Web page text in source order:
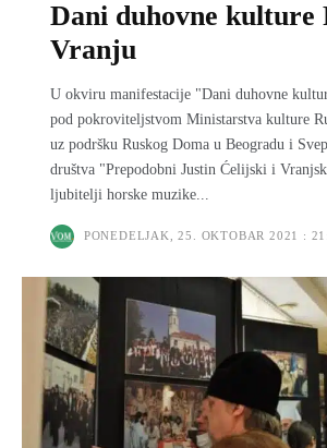
Dani duhovne kulture
Vranju
U okviru manifestacije "Dani duhovne
pod pokrovitelјstvom Ministarstva kulture
uz podršku Ruskog Doma u Beogradu i
društva "Prepodobni Justin Ćelijski i
lјubitelјi horske muzike...
PONEDELJAK, 25. OKTOBAR 2021 :